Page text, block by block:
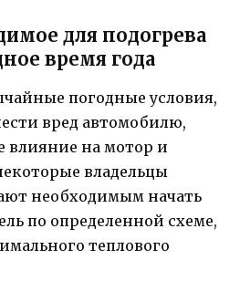
для подогрева
время года
погодные условия,
вред автомобилю,
влияние на мотор и
владельцы
необходимым начать
по определенной схеме,
теплового